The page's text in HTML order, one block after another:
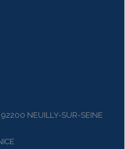
NEUILLY-SUR-SEINE